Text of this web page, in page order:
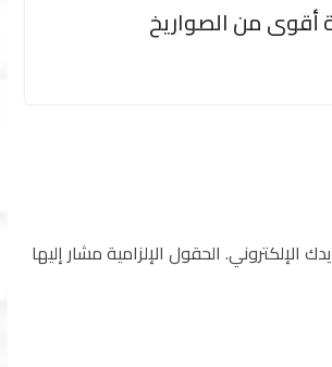
أقوى من الصواريخ
الإلكتروني. الحقول الإلزامية مشار إليها